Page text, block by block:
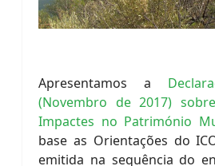
Apresentamos a
(Novembro de 2017)
Impactes no Património
base as Orientações do
emitida na sequência do